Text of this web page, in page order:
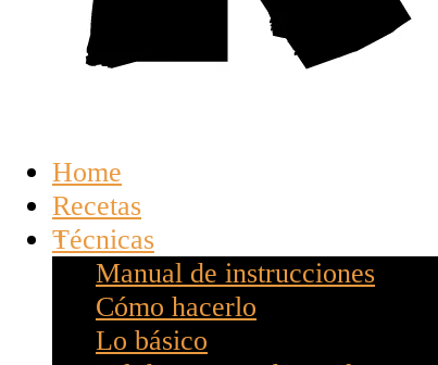
Home
Recetas
Técnicas
Manual de instrucciones
Cómo hacerlo
Lo básico